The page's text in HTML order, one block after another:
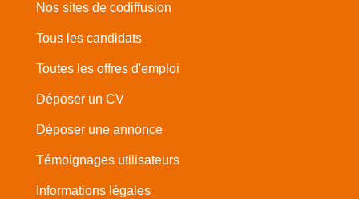
Nos sites de codiffusion
Tous les candidats
Toutes les offres d'emploi
Déposer un CV
Déposer une annonce
Témoignages utilisateurs
Informations légales